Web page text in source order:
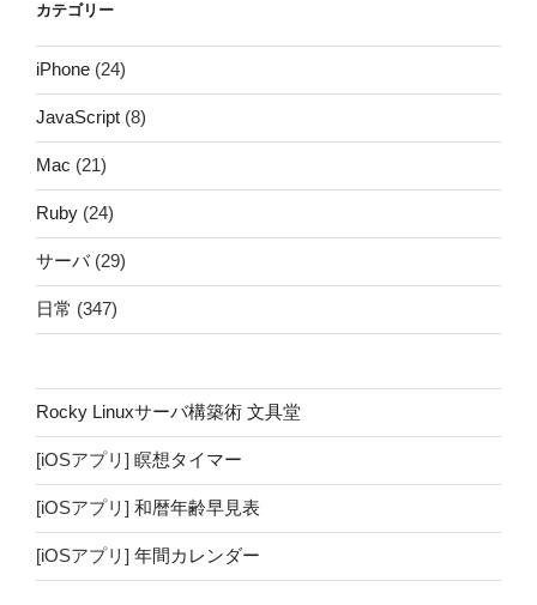
カテゴリー
iPhone (24)
JavaScript (8)
Mac (21)
Ruby (24)
サーバ(29)
日常 (347)
Rocky Linuxサーバ構築術 文具堂
[iOSアプリ] 瞑想タイマー
[iOSアプリ] 和暦年齢早見表
[iOSアプリ] 年間カレンダー